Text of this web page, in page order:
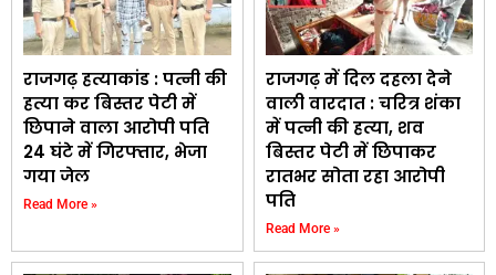
राजगढ़ हत्याकांड : पत्नी की
हत्या कर बिस्तर पेटी में
छिपाने वाला आरोपी पति
24 घंटे में गिरफ्तार, भेजा
गया जेल
Read More »
राजगढ़ में दिल दहला देने
वाली वारदात : चरित्र शंका
में पत्नी की हत्या, शव
बिस्तर पेटी में छिपाकर
रातभर सोता रहा आरोपी
पति
Read More »